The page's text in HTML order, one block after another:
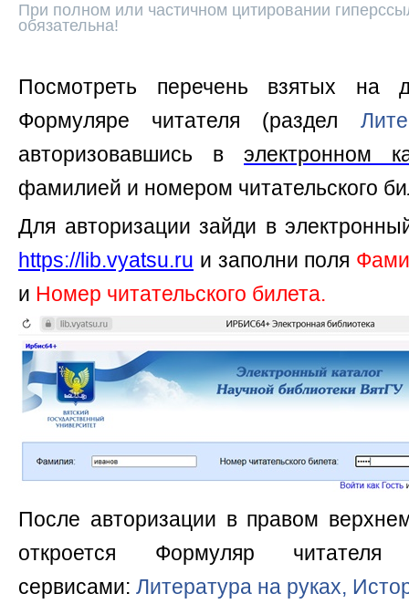
При полном или частичном цитировании
обязательна!
Посмотреть перечень взятых
Формуляре читателя (раздел
авторизовавшись в электронном
фамилией и номером читательского
Для авторизации зайди в
https://lib.vyatsu.ru и заполни поля
и Номер читательского билета.
После авторизации в правом
откроется Формуляр
сервисами: Литература на руках,